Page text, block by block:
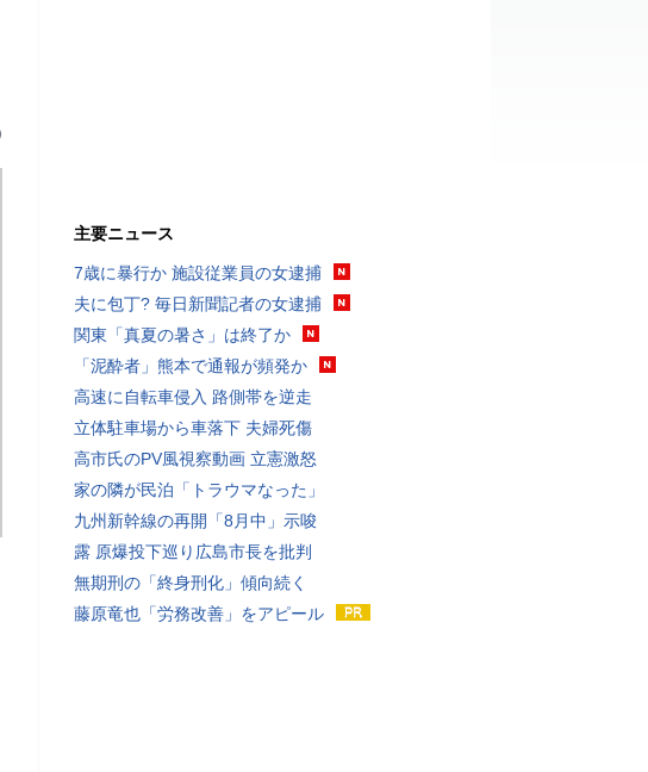
主要ニュース
7歳に暴行か 施設従業員の女逮捕
夫に包丁? 毎日新聞記者の女逮捕
関東「真夏の暑さ」は終了か
「泥酔者」熊本で通報が頻発か
高速に自転車侵入 路側帯を逆走
立体駐車場から車落下 夫婦死傷
高市氏のPV風視察動画 立憲激怒
家の隣が民泊「トラウマなった」
九州新幹線の再開「8月中」示唆
露 原爆投下巡り広島市長を批判
無期刑の「終身刑化」傾向続く
藤原竜也「労務改善」をアピール